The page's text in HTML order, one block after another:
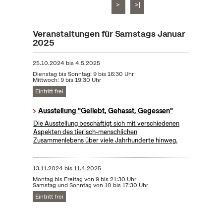
> >|
Veranstaltungen für Samstags Januar
2025
25.10.2024 bis4.5.2025
Dienstag bis Sonntag: 9 bis 16:30 Uhr
Mittwoch: 9 bis 19:30 Uhr
Eintritt frei
Ausstellung "Geliebt, Gehasst, Gegessen"
Die Ausstellung beschäftigt sich mit verschiedenen
Aspekten des tierisch-menschlichen
Zusammenlebens über viele Jahrhunderte hinweg.
13.11.2024 bis11.4.2025
Montag bis Freitag von 9 bis 21:30 Uhr
Samstag und Sonntag von 10 bis 17:30 Uhr
Eintritt frei